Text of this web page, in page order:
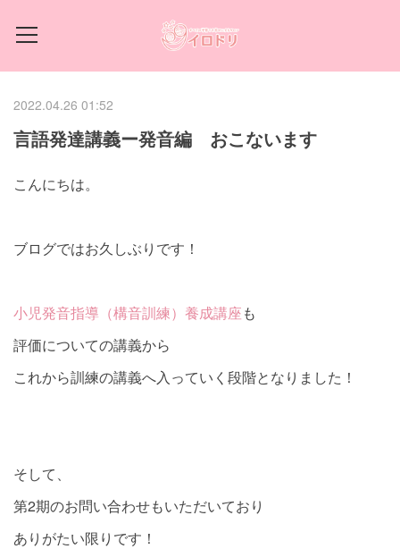
2022.04.26 01:52
言語発達講義ー発音編 おこないます
こんにちは。
ブログではお久しぶりです！
小児発音指導（構音訓練）養成講座も
評価についての講義から
これから訓練の講義へ入っていく段階となりました！
そして、
第2期のお問い合わせもいただいており
ありがたい限りです！